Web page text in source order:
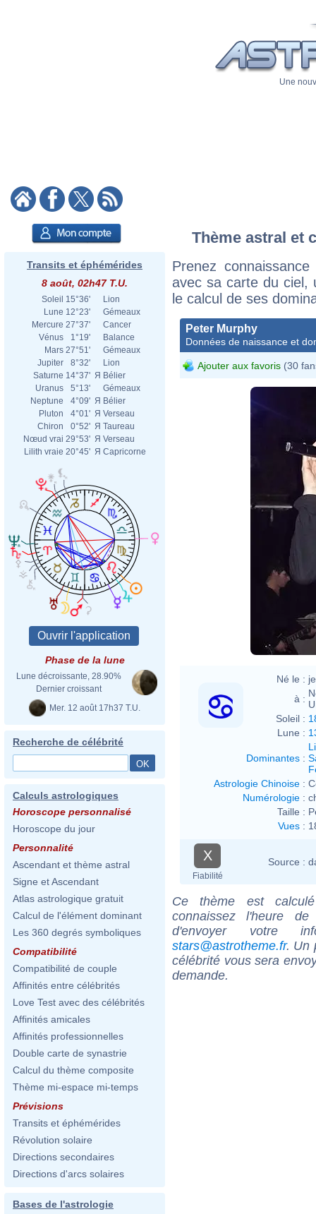
Une
Transits et éphémérides
8 août, 02h47 T.U.
Soleil 15°36'
Lion
Lune 12°23'
Gémeaux
Mercure 27°37'
Cancer
Vénus
1°19'
Balance
Mars 27°51'
Gémeaux
Jupiter
8°32'
Lion
Saturne 14°37' Я Bélier
Uranus
5°13'
Gémeaux
Neptune
4°09' Я Bélier
Pluton
4°01' Я Verseau
Chiron
0°52' Я Taureau
Nœud vrai 29°53' Я Verseau
Lilith vraie 20°45' Я Capricorne
Phase de la lune
Lune décroissante, 28.90%
Dernier croissant
Mer. 12 août 17h37 T.U.
Recherche de célébrité
Calculs astrologiques
Horoscope personnalisé
Horoscope du jour
Personnalité
Ascendant et thème astral
Signe et Ascendant
Atlas astrologique gratuit
Calcul de l'élément dominant
Les 360 degrés symboliques
Compatibilité
Compatibilité de couple
Affinités entre célébrités
Love Test avec des célébrités
Affinités amicales
Affinités professionnelles
Double carte de synastrie
Calcul du thème composite
Thème mi-espace mi-temps
Prévisions
Transits et éphémérides
Révolution solaire
Directions secondaires
Directions d'arcs solaires
Bases de l'astrologie
Thème astral et
Prenez
avec sa carte du ciel,
le calcul de ses
Peter Murphy
Données de naissance et
Ajouter aux favoris (30
Né le :
à :
Soleil :
Lune :
Dominantes :
Astrologie Chinoise :
Numérologie :
Taille :
Vues :
X
Fiabilité
Source :
Ce thème est
connaissez l'heure
d'envoyer votre
stars@astrotheme.fr. Un
célébrité vous sera
demande.